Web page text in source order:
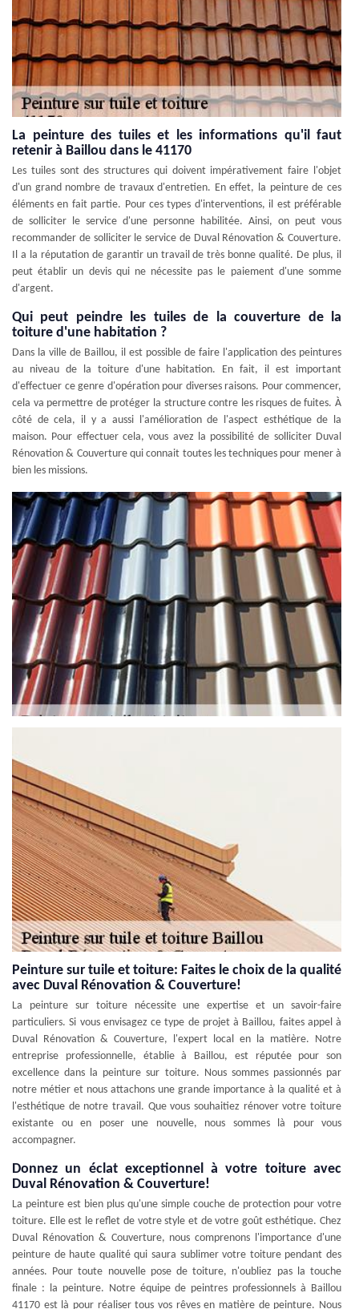
La peinture des tuiles et les informations qu'il faut
retenir à Baillou dans le 41170
Les tuiles sont des structures qui doivent impérativement faire l'objet
d'un grand nombre de travaux d'entretien. En effet, la peinture de ces
éléments en fait partie. Pour ces types d'interventions, il est préférable
de solliciter le service d'une personne habilitée. Ainsi, on peut vous
recommander de solliciter le service de Duval Rénovation & Couverture.
Il a la réputation de garantir un travail de très bonne qualité. De plus, il
peut établir un devis qui ne nécessite pas le paiement d'une somme
d'argent.
Qui peut peindre les tuiles de la couverture de la
toiture d'une habitation ?
Dans la ville de Baillou, il est possible de faire l'application des peintures
au niveau de la toiture d'une habitation. En fait, il est important
d'effectuer ce genre d'opération pour diverses raisons. Pour commencer,
cela va permettre de protéger la structure contre les risques de fuites. À
côté de cela, il y a aussi l'amélioration de l'aspect esthétique de la
maison. Pour effectuer cela, vous avez la possibilité de solliciter Duval
Rénovation & Couverture qui connait toutes les techniques pour mener à
bien les missions.
Peinture sur tuile et toiture: Faites le choix de la qualité
avec Duval Rénovation & Couverture!
La peinture sur toiture nécessite une expertise et un savoir-faire
particuliers. Si vous envisagez ce type de projet à Baillou, faites appel à
Duval Rénovation & Couverture, l'expert local en la matière. Notre
entreprise professionnelle, établie à Baillou, est réputée pour son
excellence dans la peinture sur toiture. Nous sommes passionnés par
notre métier et nous attachons une grande importance à la qualité et à
l'esthétique de notre travail. Que vous souhaitiez rénover votre toiture
existante ou en poser une nouvelle, nous sommes là pour vous
accompagner.
Donnez un éclat exceptionnel à votre toiture avec
Duval Rénovation & Couverture!
La peinture est bien plus qu'une simple couche de protection pour votre
toiture. Elle est le reflet de votre style et de votre goût esthétique. Chez
Duval Rénovation & Couverture, nous comprenons l'importance d'une
peinture de haute qualité qui saura sublimer votre toiture pendant des
années. Pour toute nouvelle pose de toiture, n'oubliez pas la touche
finale : la peinture. Notre équipe de peintres professionnels à Baillou
41170 est là pour réaliser tous vos rêves en matière de peinture. Nous